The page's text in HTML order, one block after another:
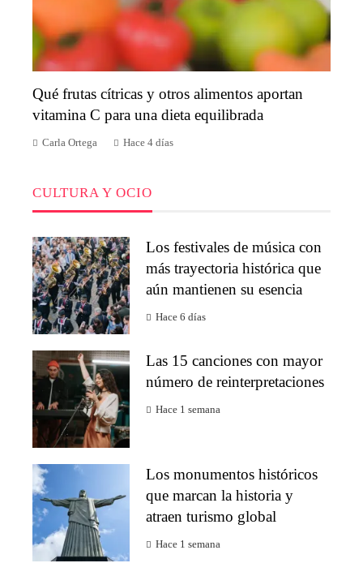
Qué frutas cítricas y otros alimentos aportan
vitamina C para una dieta equilibrada
Carla Ortega Hace 4 días
CULTURA Y OCIO
Los festivales de música con
más trayectoria histórica que
aún mantienen su esencia
Hace 6 días
Las 15 canciones con mayor
número de reinterpretaciones
Hace 1 semana
Los monumentos históricos
que marcan la historia y
atraen turismo global
Hace 1 semana